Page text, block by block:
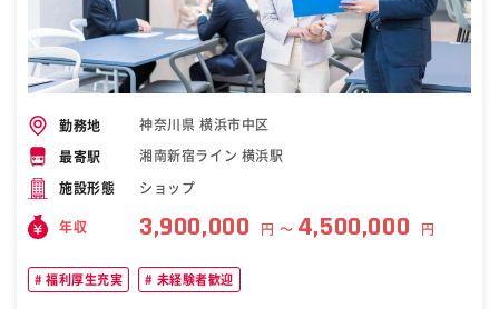
勤務地 神奈川県 横浜市中区
最寄駅 湘南新宿ライン 横浜駅
施設形態 ショップ
年収 3,900,000 円 〜 4,500,000 円
福利厚生充実 未経験者歓迎